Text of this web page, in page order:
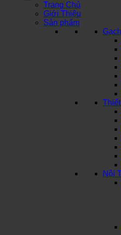
Trang Chủ
Giới Thiệu
Sản phẩm
Nội